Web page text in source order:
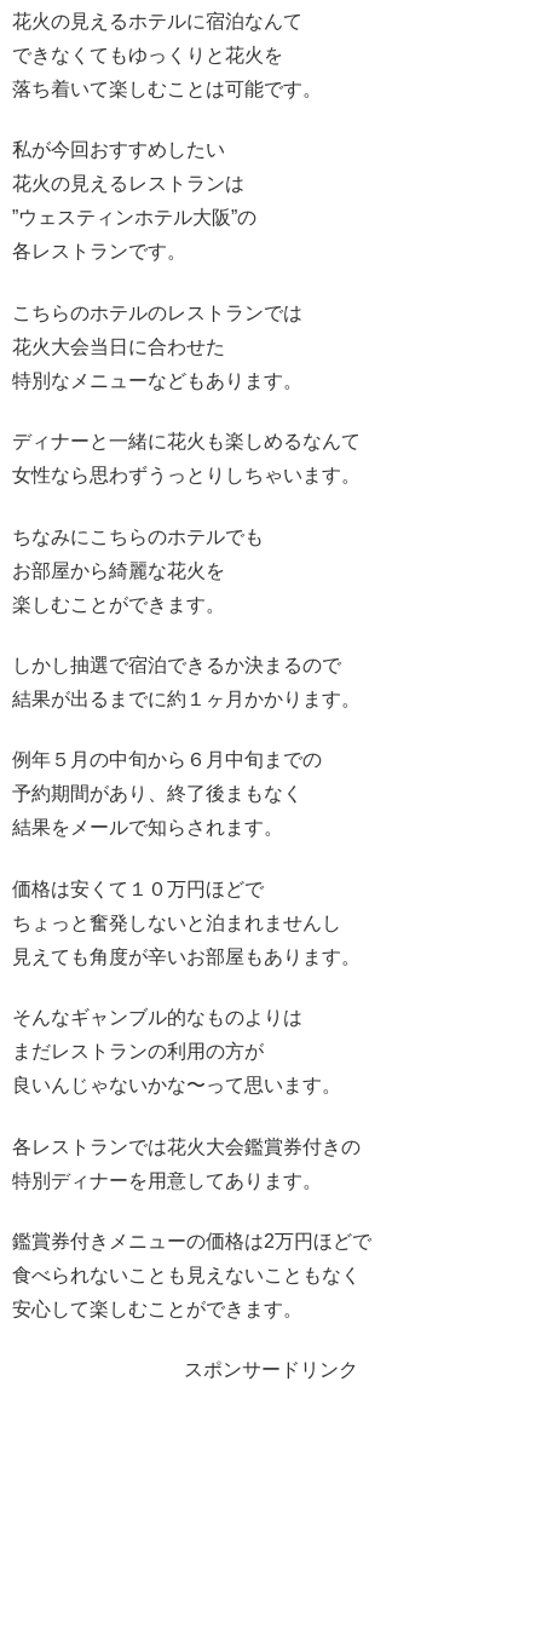
花火の見えるホテルに宿泊なんて
できなくてもゆっくりと花火を
落ち着いて楽しむことは可能です。
私が今回おすすめしたい
花火の見えるレストランは
”ウェスティンホテル大阪”の
各レストランです。
こちらのホテルのレストランでは
花火大会当日に合わせた
特別なメニューなどもあります。
ディナーと一緒に花火も楽しめるなんて
女性なら思わずうっとりしちゃいます。
ちなみにこちらのホテルでも
お部屋から綺麗な花火を
楽しむことができます。
しかし抽選で宿泊できるか決まるので
結果が出るまでに約１ヶ月かかります。
例年５月の中旬から６月中旬までの
予約期間があり、終了後まもなく
結果をメールで知らされます。
価格は安くて１０万円ほどで
ちょっと奮発しないと泊まれませんし
見えても角度が辛いお部屋もあります。
そんなギャンブル的なものよりは
まだレストランの利用の方が
良いんじゃないかな〜って思います。
各レストランでは花火大会鑑賞券付きの
特別ディナーを用意してあります。
鑑賞券付きメニューの価格は2万円ほどで
食べられないことも見えないこともなく
安心して楽しむことができます。
スポンサードリンク